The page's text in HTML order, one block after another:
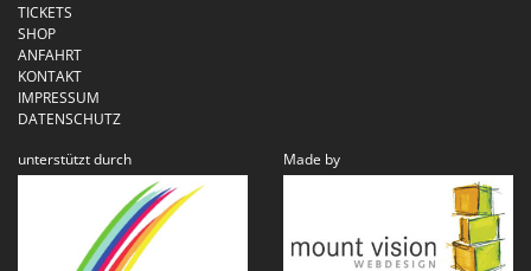
TICKETS
SHOP
ANFAHRT
KONTAKT
IMPRESSUM
DATENSCHUTZ
unterstützt durch
Made by